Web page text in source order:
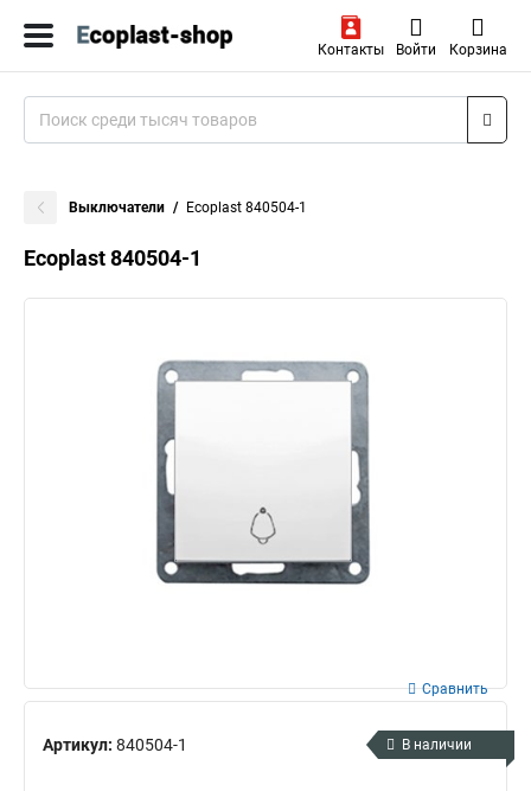
Контакты Войти Корзина
Выключатели Ecoplast 840504-1
Ecoplast 840504-1
Артикул: 840504-1
Сравнить
В наличии